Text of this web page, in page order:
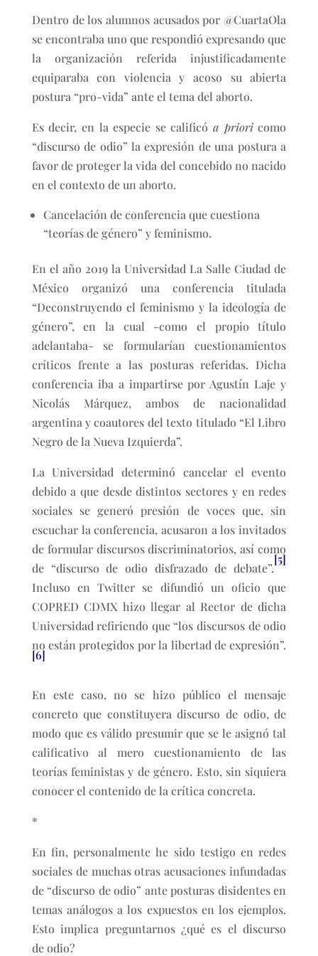
Dentro de los alumnos acusados por @CuartaOla
se encontraba uno que respondió expresando que
la organización referida injustificadamente
equiparaba con violencia y acoso su abierta
postura “pro-vida” ante el tema del aborto.
Es decir, en la especie se calificó a prioricomo
“discurso de odio” la expresión de una postura a
favor de proteger la vida del concebido no nacido
en el contexto de un aborto.
Cancelación de conferencia que cuestiona
“teorías de género” y feminismo.
En el año 2019 la Universidad La Salle Ciudad de
México organizó una conferencia titulada
“Deconstruyendo el feminismo y la ideología de
género”, en la cual -como el propio título
adelantaba- se formularían cuestionamientos
críticos frente a las posturas referidas. Dicha
conferencia iba a impartirse por Agustín Laje y
Nicolás Márquez, ambos de nacionalidad
argentina y coautores del texto titulado “El Libro
Negro de la Nueva Izquierda”.
La Universidad determinó cancelar el evento
debido a que desde distintos sectores y en redes
sociales se generó presión de voces que, sin
escuchar la conferencia, acusaron a los invitados
de formular discursos discriminatorios, así como
de “discurso de odio disfrazado de debate”.
[5]
Incluso en Twitter se difundió un oficio que
COPRED CDMX hizo llegar al Rector de dicha
Universidad refiriendo que “los discursos de odio
no están protegidos por la libertad de expresión”.
[6]
En este caso, no se hizo público el mensaje
concreto que constituyera discurso de odio, de
modo que es válido presumir que se le asignó tal
calificativo al mero cuestionamiento de las
teorías feministas y de género. Esto, sin siquiera
conocer el contenido de la crítica concreta.
*
En fin, personalmente he sido testigo en redes
sociales de muchas otras acusaciones infundadas
de “discurso de odio” ante posturas disidentes en
temas análogos a los expuestos en los ejemplos.
Esto implica preguntarnos ¿qué es el discurso
de odio?